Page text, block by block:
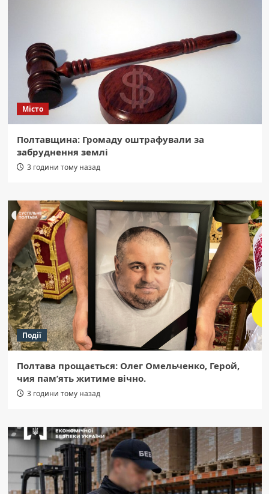
Місто
Полтавщина: Громаду оштрафували за
забруднення землі
3 години тому назад
Події
Полтава прощається: Олег Омельченко, Герой,
чия пам’ять житиме вічно.
3 години тому назад